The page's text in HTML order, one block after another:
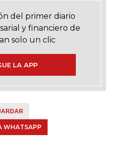
del primer diario
y financiero de
solo un clic
LA APP
WHATSAPP